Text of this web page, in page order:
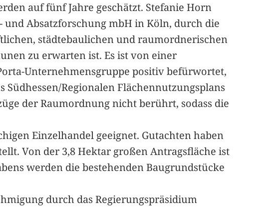
auf fünf Jahre geschätzt. Stefanie Horn
Absatzforschung mbH in Köln, durch die
städtebaulichen und raumordnerischen
zu erwarten ist. Es ist von einer
Unternehmensgruppe positiv befürwortet,
Regionalen Flächennutzungsplans
der Raumordnung nicht berührt, sodass die
Einzelhandel geeignet. Gutachten haben
Von der 3,8 Hektar großen Antragsfläche ist
werden die bestehenden Baugrundstücke
durch das Regierungspräsidium